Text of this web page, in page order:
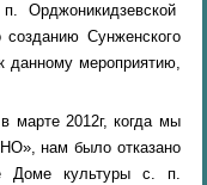
Орджоникидзевской
созданию Сунженского
данному мероприятию,
марте 2012г, когда мы
нам было отказано
Доме культуры с. п.